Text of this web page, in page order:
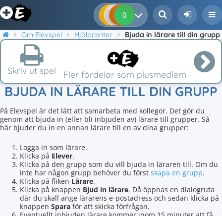
0 0 0
Om Elevspel Hjälpcenter Bjuda in lärare till din grupp
Skriv ut spel Fler fördelar som plusmedlem
BJUDA IN LÄRARE TILL DIN GRUPP
På Elevspel är det lätt att samarbeta med kollegor. Det gör du
genom att bjuda in (eller bli inbjuden av) lärare till grupper. Så
här bjuder du in en annan lärare till en av dina grupper:
Logga in som lärare.
Klicka på Elever.
Klicka på den grupp som du vill bjuda in läraren till. Om du
inte har någon grupp behöver du först skapa en grupp.
Klicka på fliken Lärare.
Klicka på knappen Bjud in lärare. Då öppnas en dialogruta
där du skall ange lärarens e-postadress och sedan klicka på
knappen Spara för att skicka förfrågan.